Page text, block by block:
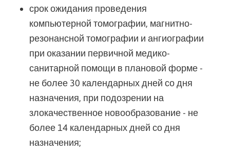
срок ожидания проведения
компьютерной томографии, магнитно-
резонансной томографии и ангиографии
при оказании первичной медико-
санитарной помощи в плановой форме -
не более 30 календарных дней со дня
назначения, при подозрении на
злокачественное новообразование - не
более 14 календарных дней со дня
назначения;